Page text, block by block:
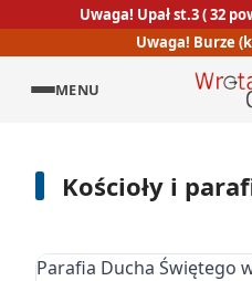
Uwaga! Upał st.3 ( 32
Uwaga! Burze
MENU
Kościoły i
Parafia Ducha Świętego